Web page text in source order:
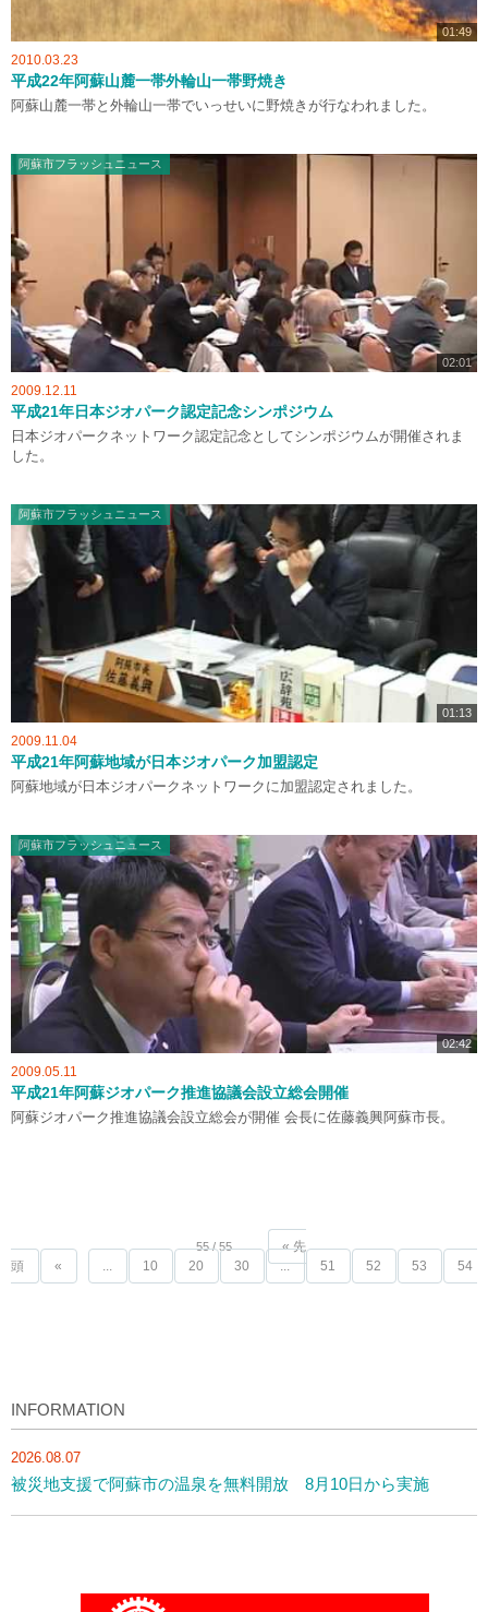
01:49
2010.03.23
平成22年阿蘇山麓一帯外輪山一帯野焼き
阿蘇山麓一帯と外輪山一帯でいっせいに野焼きが行なわれました。
阿蘇市フラッシュニュース
02:01
2009.12.11
平成21年日本ジオパーク認定記念シンポジウム
日本ジオパークネットワーク認定記念としてシンポジウムが開催されま
した。
阿蘇市フラッシュニュース
01:13
2009.11.04
平成21年阿蘇地域が日本ジオパーク加盟認定
阿蘇地域が日本ジオパークネットワークに加盟認定されました。
阿蘇市フラッシュニュース
02:42
2009.05.11
平成21年阿蘇ジオパーク推進協議会設立総会開催
阿蘇ジオパーク推進協議会設立総会が開催 会長に佐藤義興阿蘇市長。
55 / 55
« 先
頭
« ... 10 20 30 ... 51 52 53 54
INFORMATION
2026.08.07
被災地支援で阿蘇市の温泉を無料開放 8月10日から実施